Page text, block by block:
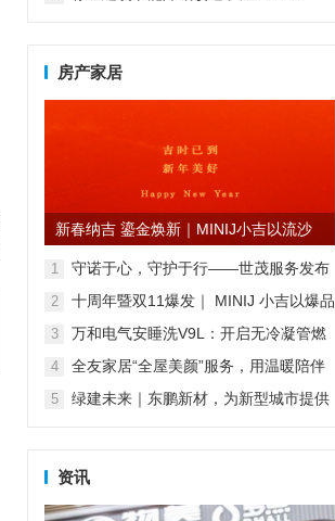
房产家居
新春纳吉 鎏金焕新｜MINIJ小吉以流沙
金系列家电开启新年家...
1
守诺于心，守护于行——世茂服务发布
2
十周年暨双11爆发｜ MINIJ 小吉以爆品
样
3
万和电气安睡洗V9L：开启无冷凝管燃
4
全友家居“全屋美颜”服务，用温暖陪伴
5
绿建未来｜东鹏新材，为新型城市提供
资讯